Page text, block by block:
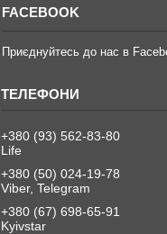
FACEBOOK
Приєднуйтесь до нас в
+380 (93) 562-83-80
Life
+380 (50) 024-19-78
Viber, Telegram
+380 (67) 698-65-91
Kyivstar